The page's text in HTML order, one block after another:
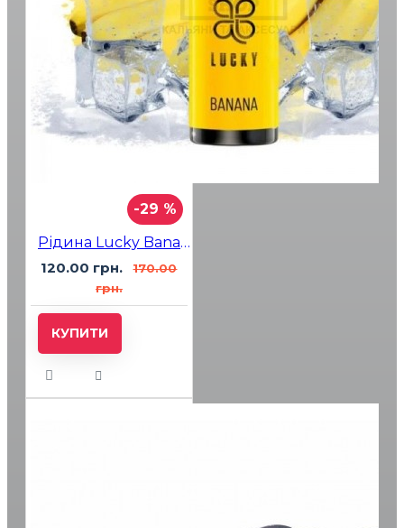
-29 %
Рідина Lucky Banana Ice (Банан Льод) 15мл 5%
120.00 грн.
170.00
грн.
КУПИТИ